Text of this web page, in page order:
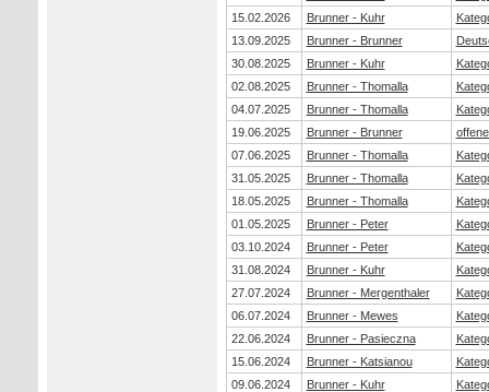
15.02.2026
Brunner - Kuhr
13.09.2025
Brunner - Brunner
30.08.2025
Brunner - Kuhr
02.08.2025
Brunner - Thomalla
04.07.2025
Brunner - Thomalla
19.06.2025
Brunner - Brunner
07.06.2025
Brunner - Thomalla
31.05.2025
Brunner - Thomalla
18.05.2025
Brunner - Thomalla
01.05.2025
Brunner - Peter
03.10.2024
Brunner - Peter
31.08.2024
Brunner - Kuhr
27.07.2024
Brunner - Mergenthaler
06.07.2024
Brunner - Mewes
22.06.2024
Brunner - Pasieczna
15.06.2024
Brunner - Katsianou
09.06.2024
Brunner - Kuhr